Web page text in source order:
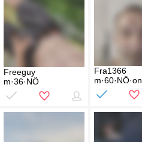
Freeguy
m·36·NÖ
Fra1366
m·60·NÖ·on